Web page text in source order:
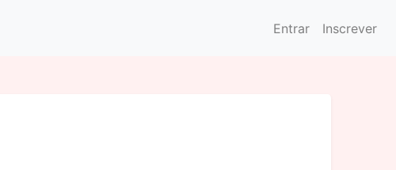
Entrar Inscrever